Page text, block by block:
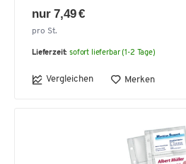
nur 7,49 €
pro St.
Lieferzeit: sofort lieferbar (1-2 Tage)
Vergleichen Merken